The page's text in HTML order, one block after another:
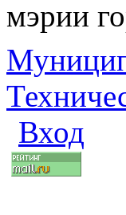
мэрии
Вход